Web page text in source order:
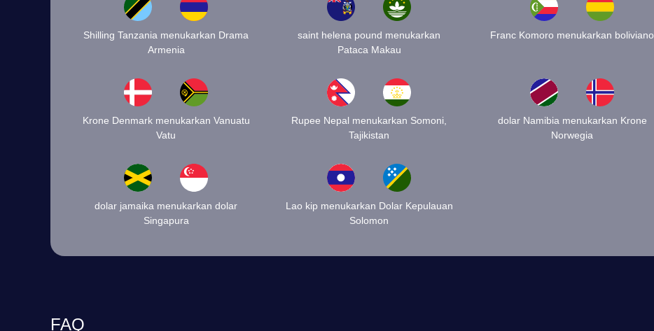
Shilling Tanzania menukarkan Drama
Armenia
saint helena pound menukarkan
Pataca Makau
Franc Komoro menukarkan boliviano
Krone Denmark menukarkan Vanuatu
Vatu
Rupee Nepal menukarkan Somoni,
Tajikistan
dolar Namibia menukarkan Krone
Norwegia
dolar jamaika menukarkan dolar
Singapura
Lao kip menukarkan Dolar Kepulauan
Solomon
FAQ